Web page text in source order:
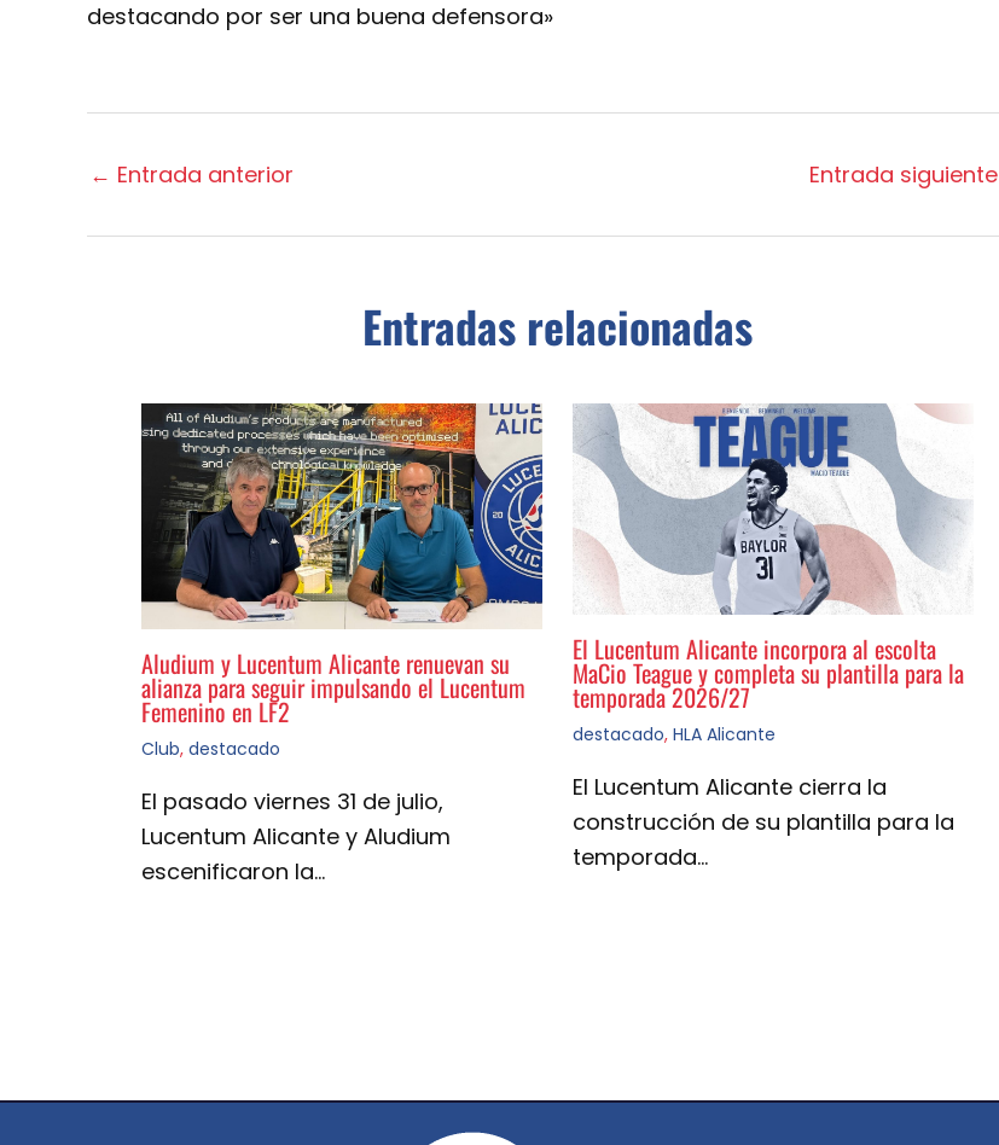
destacando por ser una buena defensora»
← Entrada anterior Entrada siguiente
Entradas relacionadas
Aludium y Lucentum Alicante renuevan su
alianza para seguir impulsando el Lucentum
Femenino en LF2
Club, destacado
El pasado viernes 31 de julio,
Lucentum Alicante y Aludium
escenificaron la…
El Lucentum Alicante incorpora al escolta
MaCio Teague y completa su plantilla para la
temporada 2026/27
destacado, HLA Alicante
El Lucentum Alicante cierra la
construcción de su plantilla para la
temporada…